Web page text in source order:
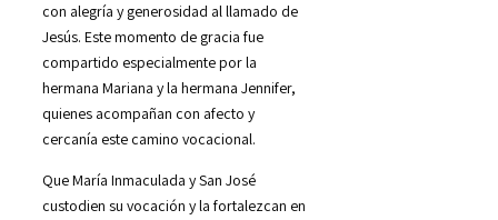
con alegría y generosidad al llamado de
Jesús. Este momento de gracia fue
compartido especialmente por la
hermana Mariana y la hermana Jennifer,
quienes acompañan con afecto y
cercanía este camino vocacional.
Que María Inmaculada y San José
custodien su vocación y la fortalezcan en